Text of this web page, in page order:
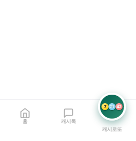
홈 캐시톡
7 21 42
캐시로또